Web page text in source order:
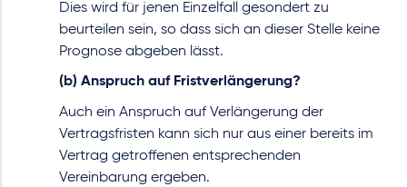
Dies wird für jenen Einzelfall gesondert zu
beurteilen sein, so dass sich an dieser Stelle keine
Prognose abgeben lässt.
(b) Anspruch auf Fristverlängerung?
Auch ein Anspruch auf Verlängerung der
Vertragsfristen kann sich nur aus einer bereits im
Vertrag getroffenen entsprechenden
Vereinbarung ergeben.